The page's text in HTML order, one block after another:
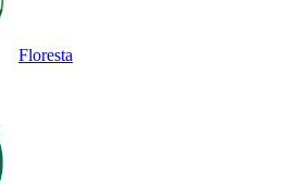
Floresta